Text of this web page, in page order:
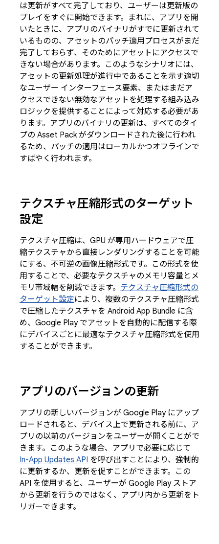
は更新がすべて完了しており、ユーザーは更新版の
プレイをすぐに開始できます。まれに、アプリを開
いたときに、アプリのバイナリがすでに更新されて
いるものの、アセットのパッチ適用プロセスがまだ
完了しておらず、そのためにアセットにアクセスで
きない場合があります。このようなシナリオには、
アセットの更新処理が進行中であることを示す適切
なユーザー インターフェース要素、またはまだア
クセスできない無効なアセットを処理する組み込み
ロジックを提供することによって対応する必要があ
ります。アプリのバイナリの更新は、すべてのタイ
プの Asset Pack がダウンロードされた後に行われ
るため、パッチの適用はローカルかつオフラインで
すばやく行われます。
テクスチャ圧縮形式のターゲット
設定
テクスチャ圧縮は、GPU が専用ハードウェアで圧
縮テクスチャから直接レンダリングすることを可能
にする、不可逆の画像圧縮形式です。この形式を使
用することで、必要なテクスチャのメモリ容量とメ
モリ帯域幅を削減できます。 テクスチャ圧縮形式の
ターゲット設定により、複数のテクスチャ圧縮形式
で圧縮したテクスチャを Android App Bundle に含
め、Google Play でアセットを自動的に配信する際
にデバイスごとに最適なテクスチャ圧縮形式を使用
することができます。
アプリのバージョンの更新
アプリの新しいバージョンが Google Play にアップ
ロードされると、デバイス上で更新される前に、ア
プリの以前のバージョンをユーザーが開くことがで
きます。このような場合、アプリで必要に応じて
In-App Updates API を呼び出すことにより、強制的
に更新するか、更新を促すことができます。この
API を使用すると、ユーザーが Google Play ストア
から更新を行うのではなく、アプリ内から更新をト
リガーできます。